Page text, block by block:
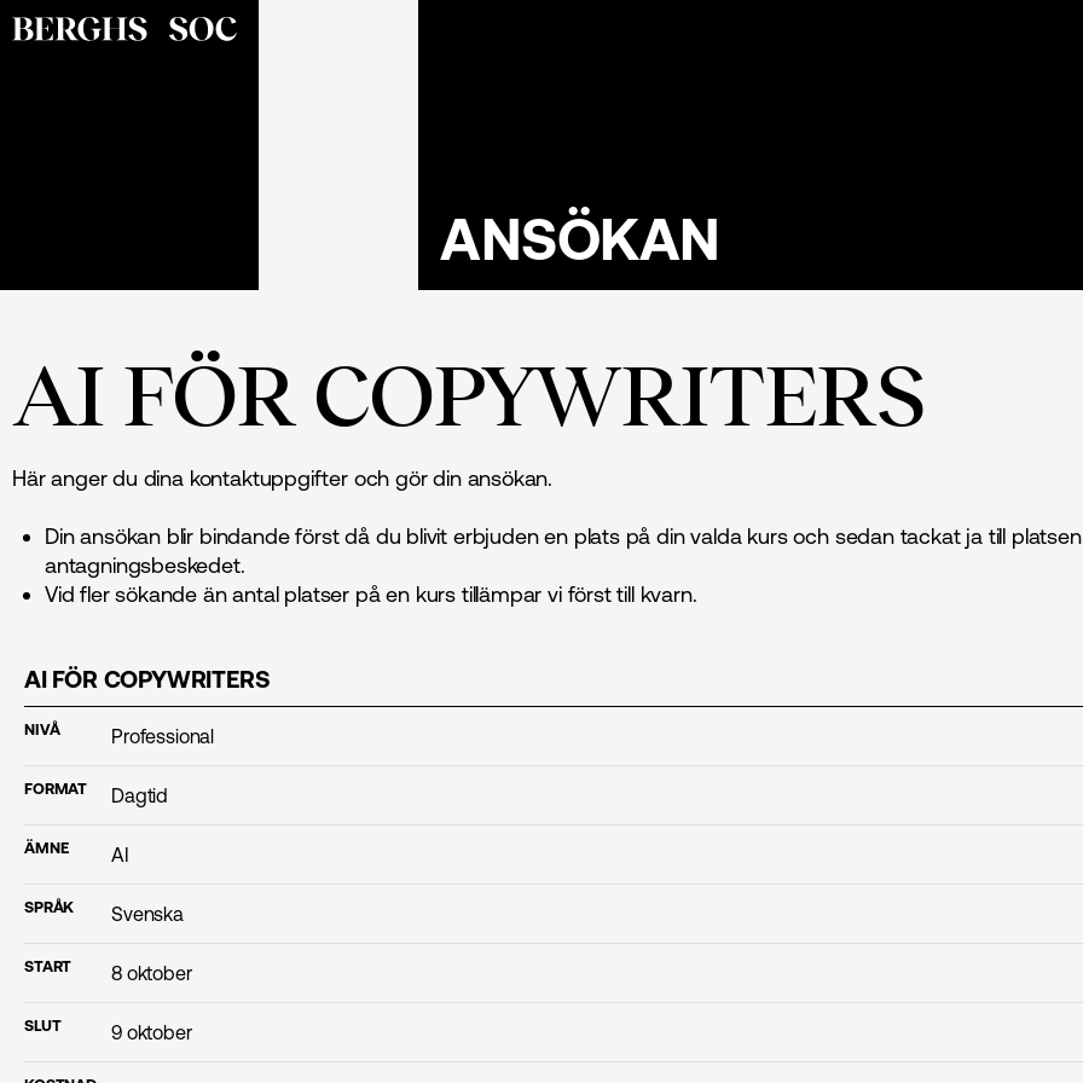
ANSÖKAN
AI FÖR COPYWRITERS
Här anger du dina kontaktuppgifter och gör din ansökan.
Din ansökan blir bindande först då du blivit erbjuden en plats på din valda kurs och sedan tackat ja till
antagningsbeskedet.
Vid fler sökande än antal platser på en kurs tillämpar vi först till kvarn.
AI FÖR COPYWRITERS
NIVÅ Professional
FORMAT Dagtid
ÄMNE AI
SPRÅK Svenska
START 8 oktober
SLUT 9 oktober